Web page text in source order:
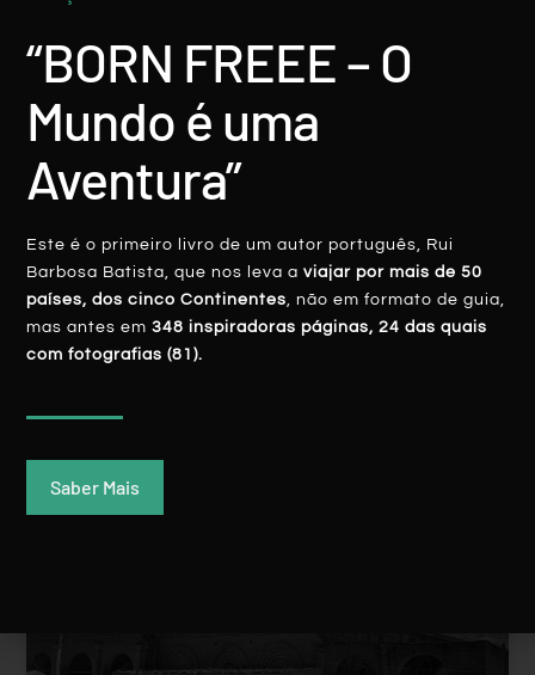
Simplesmente, Toronto
LER MAIS
Rui Batista 8 Abril, 2016
“BORN FREEE – O
Mundo é uma
Aventura”
Este é o primeiro livro de um autor português, Rui
Barbosa Batista, que nos leva aviajar por mais de 50
países, dos cinco Continentes, não em formato de guia,
mas antes em348 inspiradoras páginas, 24 das quais
com fotografias (81).
Saber Mais